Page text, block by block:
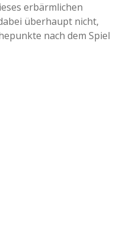
erbärmlichen
überhaupt nicht,
nach dem Spiel